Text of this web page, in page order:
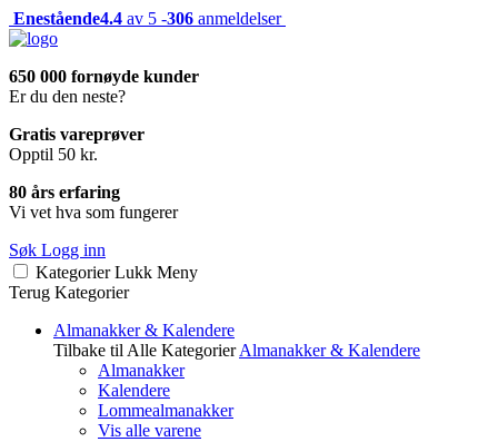
Enestående4.4 av 5 -306 anmeldelser
650 000 fornøyde kunder
Er du den neste?
Gratis vareprøver
Opptil 50 kr.
80 års erfaring
Vi vet hva som fungerer
Søk Logg inn
Kategorier Lukk Meny
Terug Kategorier
Almanakker & Kalendere
Tilbake til Alle Kategorier Almanakker & Kalendere
Almanakker
Kalendere
Lommealmanakker
Vis alle varene